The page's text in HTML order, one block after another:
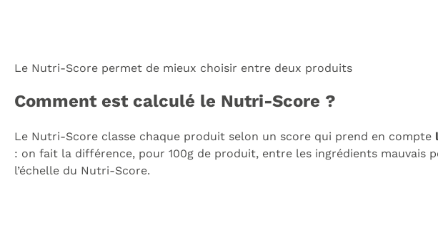
Le Nutri-Score permet de mieux choisir entre deux produits
Comment est calculé le Nutri-Score ?
Le Nutri-Score classe chaque produit selon un score qui prend en compte
: on fait la différence, pour 100g de produit, entre les ingrédients
l’échelle du Nutri-Score.